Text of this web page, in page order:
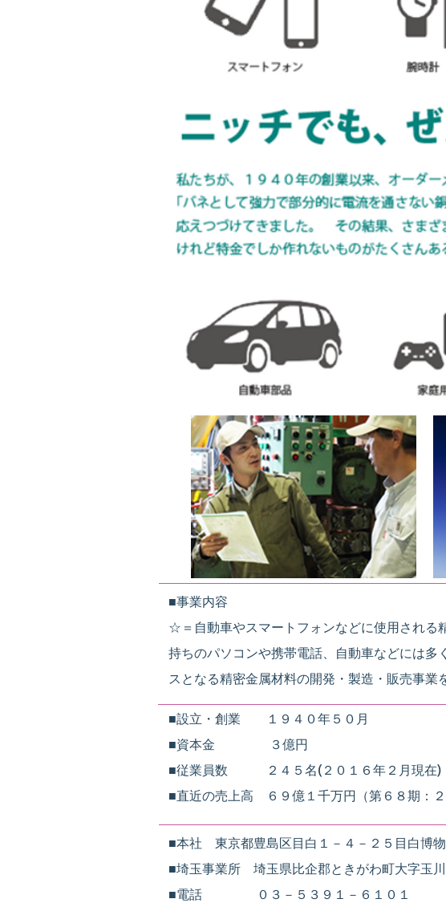
■事業内容
☆＝自動車やスマートフォンなどに使用され
持ちのパソコンや携帯電話、自動車などには
スとなる精密金属材料の開発・製造・販売事業
■設立・創業 １９４０年５０月
■資本金 ３億円
■従業員数 ２４５名(２０１６年２月現在)
■直近の売上高 ６９億１千万円（第６８期：２
■本社 東京都豊島区目白１－４－２５目白博物
■埼玉事業所 埼玉県比企郡ときがわ町大字玉川
■電話 ０３－５３９１－６１０１